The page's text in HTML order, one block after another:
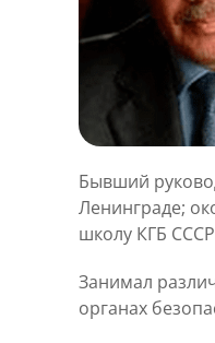
Бывший
Ленинграде;
школу КГБ СССР
Занимал
органах